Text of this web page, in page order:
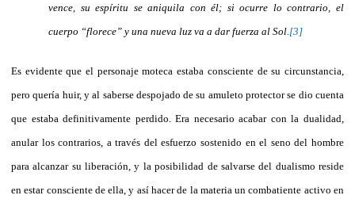
vence, su espíritu se aniquila con él; si ocurre lo contrario, el
cuerpo “florece” y una nueva luz va a dar fuerza al Sol. [3]
Es evidente que el personaje moteca estaba consciente de su circunstancia,
pero quería huir, y al saberse despojado de su amuleto protector se dio cuenta
que estaba definitivamente perdido. Era necesario acabar con la dualidad,
anular los contrarios, a través del esfuerzo sostenido en el seno del hombre
para alcanzar su liberación, y la posibilidad de salvarse del dualismo reside
en estar consciente de ella, y así hacer de la materia un combatiente activo en